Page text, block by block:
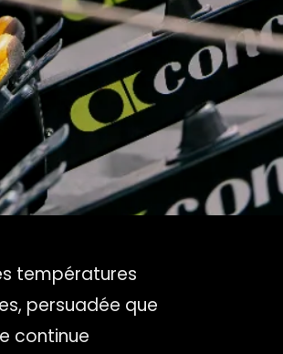
températures
persuadée que
continue